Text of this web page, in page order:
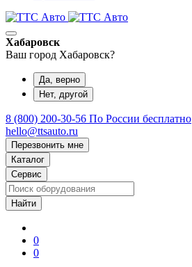
Хабаровск
Ваш город Хабаровск?
Да, верно
Нет, другой
8 (800) 200-30-56 По России бесплатно
hello@ttsauto.ru
Перезвонить мне
Каталог
Сервис
0
0